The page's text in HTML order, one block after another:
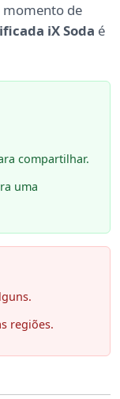
momento de
iX Soda é
compartilhar.
uma
regiões.